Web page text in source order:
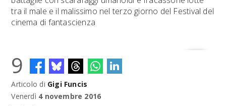
tra il male e il malissimo nel terzo giorno del Festival del
cinema di fantascienza
9
Articolo di Gigi Funcis
Venerdì 4 novembre 2016